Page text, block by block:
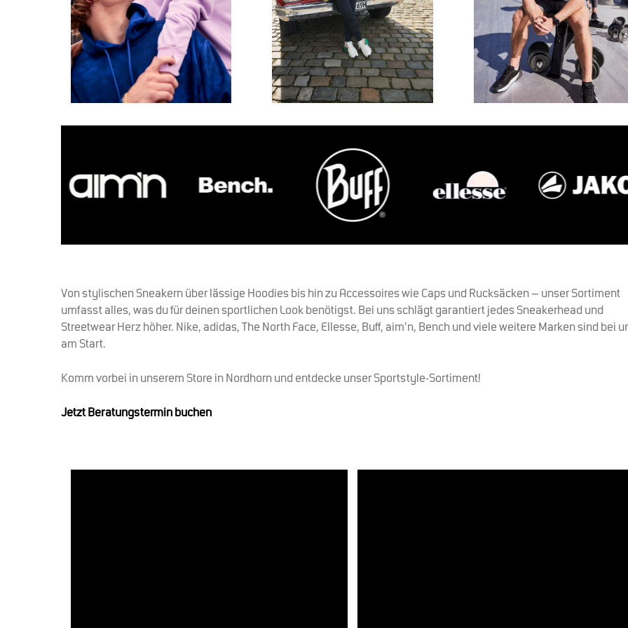
Von stylischen Sneakern über lässige Hoodies bis hin zu Accessoires wie Caps und Rucksäcken – unser Sortiment
umfasst alles, was du für deinen sportlichen Look benötigst. Bei uns schlägt garantiert jedes Sneakerhead und
Streetwear Herz höher. Nike, adidas, The North Face, Ellesse, Buff, aim’n, Bench und viele weitere Marken sind bei
am Start.
Komm vorbei in unserem Store in Nordhorn und entdecke unser Sportstyle-Sortiment!
Jetzt Beratungstermin buchen